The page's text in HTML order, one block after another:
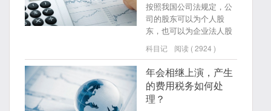
按照我国公司法规定，公
司的股东可以为个人股
东，也可以为企业法人股
东。
科目记 阅读 ( 2924 )
年会相继上演，产生
的费用税务如何处
理？